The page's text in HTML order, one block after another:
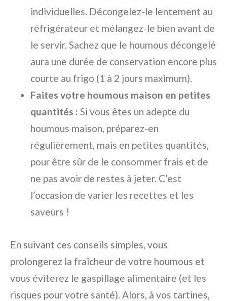
individuelles. Décongelez-le lentement au
réfrigérateur et mélangez-le bien avant de
le servir. Sachez que le houmous décongelé
aura une durée de conservation encore plus
courte au frigo (1 à 2 jours maximum).
Faites votre houmous maison en petites
quantités : Si vous êtes un adepte du
houmous maison, préparez-en
régulièrement, mais en petites quantités,
pour être sûr de le consommer frais et de
ne pas avoir de restes à jeter. C’est
l’occasion de varier les recettes et les
saveurs !
En suivant ces conseils simples, vous
prolongerez la fraîcheur de votre houmous et
vous éviterez le gaspillage alimentaire (et les
risques pour votre santé). Alors, à vos tartines,